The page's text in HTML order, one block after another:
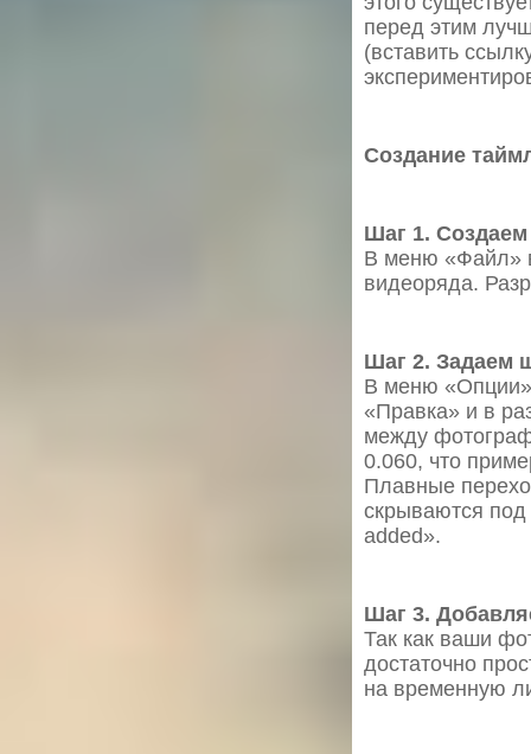
перед этим
(вставить
Создание
Шаг 1.
В меню «Файл»
видеоряда.
Шаг 2. Задаем
В меню «Опции»
«Правка» и в
между
0.060, что
Плавные
скрываются под
added».
Шаг 3.
Так как ваши
достаточно
на временную